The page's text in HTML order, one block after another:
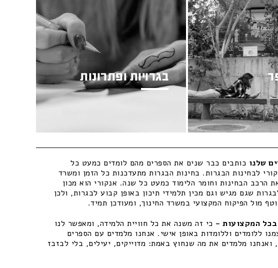
בגרויות ופתרונות
שלנו כותבים כבר שנים את הספרים מהם לומדים כמעט כל
לבחינות הבגרות. בחינות הבגרות מתעדכנות כל הזמן ומשרד
הרכב הבחינות וחומר הלימוד כמעט כל שנה. אנקורי הוא מכון
שגם מגיש וגם מכין תלמידי תיכון באופן קבוע לבגרות, ולכן
מול הפיקוח המקצועי במשרד החינוך, ומעודכן תמיד.
המקצועות – כי זה משנה את כל חוויית הלמידה, ומאפשר לנו
ללומדים וללומדות באופן אישי. אנחנו מלמדים עם הספרים
ואנחנו מלמדים את מה שנחוץ באמת: מדוייקים, יעילים, בלי לבזבז